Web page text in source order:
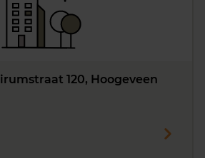
120, Hoogeveen